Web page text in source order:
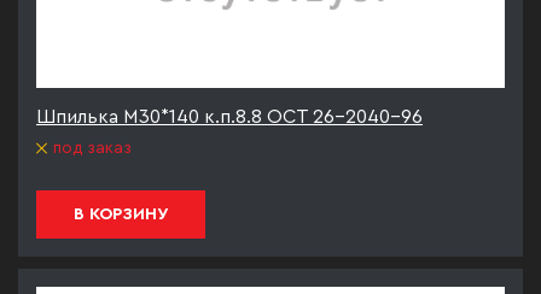
Шпилька М30*140 к.п.8.8 ОСТ 26-2040-96
под заказ
В КОРЗИНУ